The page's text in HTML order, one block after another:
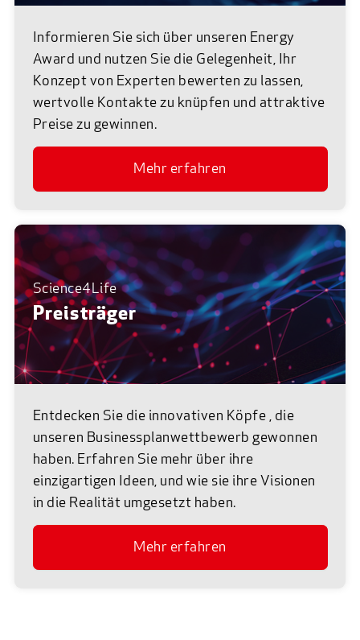
2024
Team Sedivention
Dr. med. Ute Nollert, André Burch
1. Platz Science4Life Venture Cup
2023
2. Platz Science4Life Venture Cup
2023
5. Platz Science4Life Venture Cup
2023
Informieren Sie sich über unseren Energy
Award und nutzen Sie die Gelegenheit, Ihr
Konzept von Experten bewerten zu lassen,
wertvolle Kontakte zu knüpfen und attraktive
Preise zu gewinnen.
Mehr erfahren
Science4Life
Preisträger
Entdecken Sie die innovativen Köpfe , die
unseren Businessplanwettbewerb gewonnen
haben. Erfahren Sie mehr über ihre
einzigartigen Ideen, und wie sie ihre Visionen
in die Realität umgesetzt haben.
Mehr erfahren